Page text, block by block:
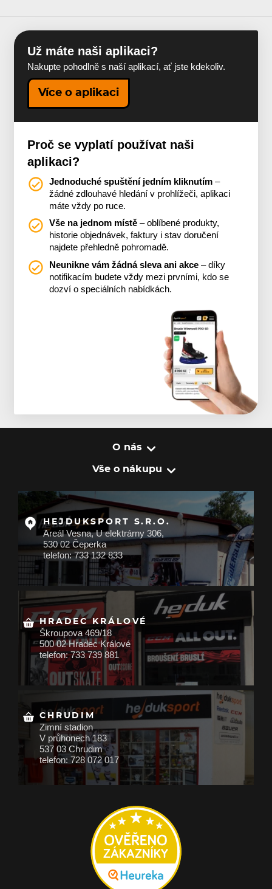
Už máte naši aplikaci?
Nakupte pohodlně s naší aplikací, ať jste kdekoliv.
Více o aplikaci
Proč se vyplatí používat naši
aplikaci?
Jednoduché spuštění jedním kliknutím –
žádné zdlouhavé hledání v prohlížeči, aplikaci
máte vždy po ruce.
Vše na jednom místě – oblíbené produkty,
historie objednávek, faktury i stav doručení
najdete přehledně pohromadě.
Neunikne vám žádná sleva ani akce – díky
notifikacím budete vždy mezi prvními, kdo se
dozví o speciálních nabídkách.
O nás
Vše o nákupu
HEJDUKSPORT S.R.O.
Areál Vesna, U elektrárny 306,
530 02 Čeperka
telefon: 733 132 833
HRADEC KRÁLOVÉ
Škroupova 469/18
500 02 Hradec Králové
telefon: 733 739 881
CHRUDIM
Zimní stadion
V průhonech 183
537 03 Chrudim
telefon: 728 072 017